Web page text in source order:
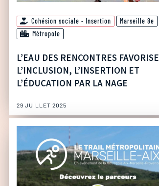
Cohésion sociale - Insertion
Marseille 8e
Métropole
L’EAU DES RENCONTRES FAVORISE
L’INCLUSION, L’INSERTION ET
L’ÉDUCATION PAR LA NAGE
29 JUILLET 2025